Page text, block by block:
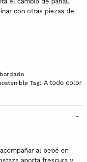
con otras piezas de
Tag: A todo color
al bebé en
aporta frescura y